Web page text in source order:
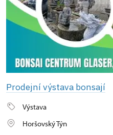
Prodejní výstava bonsají
Výstava
Horšovský Týn